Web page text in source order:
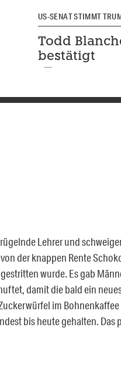
US-SENAT STIMMT
Todd
bestätigt
Lehrer und
der knappen Rente
wurde. Es gab
damit die bald ein
im
bis heute gehalten. Das